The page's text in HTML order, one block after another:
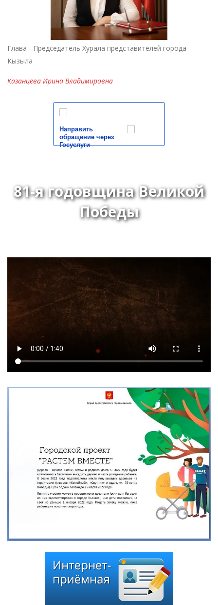
Глава - Председатель Хурала представителей города
Кызыла
Казанцева Ирина Владимировна
Направить
обращение через
Госуслуги
81-я годовщина Великой
Победы